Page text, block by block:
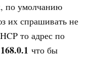
по умолчанию
их спрашивать не
то адрес по
что бы